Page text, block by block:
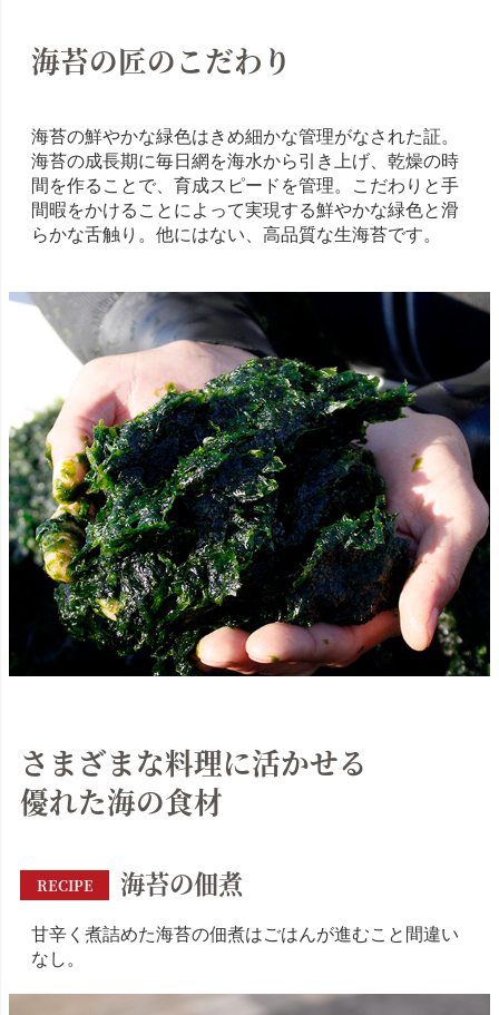
海苔の匠のこだわり
海苔の鮮やかな緑色はきめ細かな管理がなされた証。
海苔の成長期に毎日網を海水から引き上げ、乾燥の時
間を作ることで、育成スピードを管理。こだわりと手
間暇をかけることによって実現する鮮やかな緑色と滑
らかな舌触り。他にはない、高品質な生海苔です。
さまざまな料理に活かせる
優れた海の食材
RECIPE 海苔の佃煮
甘辛く煮詰めた海苔の佃煮はごはんが進むこと間違い
なし。